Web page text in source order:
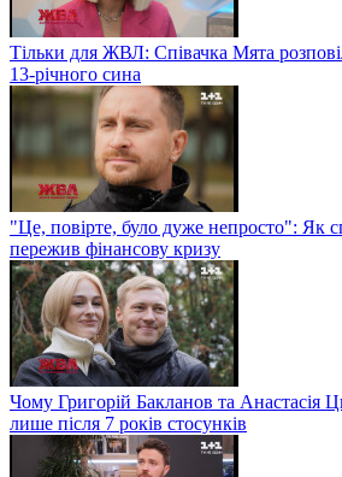
Тільки для ЖВЛ: Співачка Мята
13-річного сина
"Це, повірте, було дуже непросто": Як
пережив фінансову кризу
Чому Григорій Бакланов та Анастасія
лише після 7 років стосунків